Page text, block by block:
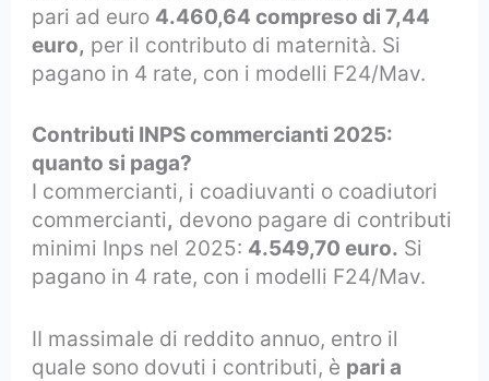
pari ad euro 4.460,64 compreso di 7,44
euro, per il contributo di maternità. Si
pagano in 4 rate, con i modelli F24/Mav.
Contributi INPS commercianti 2025:
quanto si paga?
I commercianti, i coadiuvanti o coadiutori
commercianti, devono pagare di contributi
minimi Inps nel 2025: 4.549,70 euro. Si
pagano in 4 rate, con i modelli F24/Mav.
II massimale di reddito annuo, entro il
quale sono dovuti i contributi, è pari a